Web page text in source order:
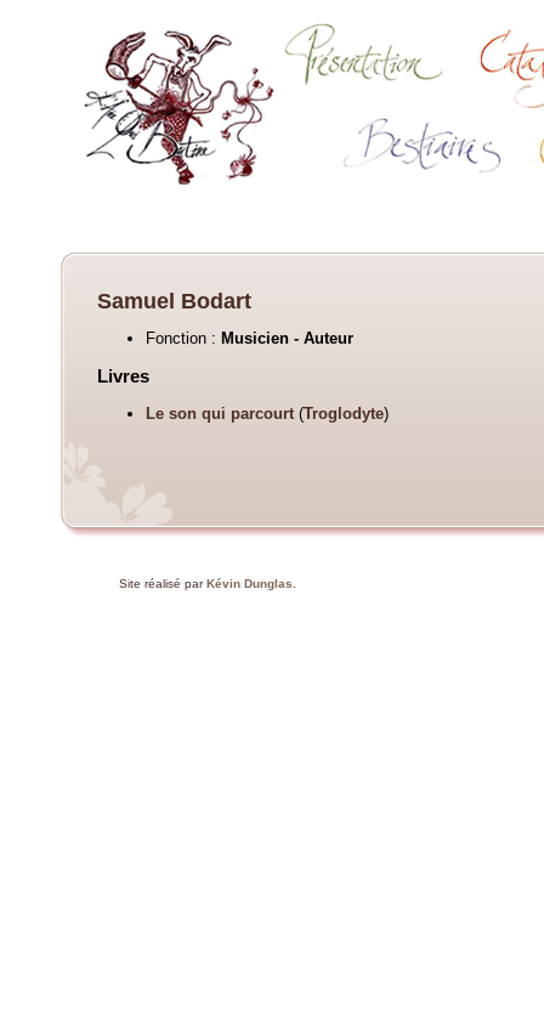
Samuel Bodart
Fonction : Musicien - Auteur
Livres
Le son qui parcourt(Troglodyte)
Site réalisé parKévin Dunglas